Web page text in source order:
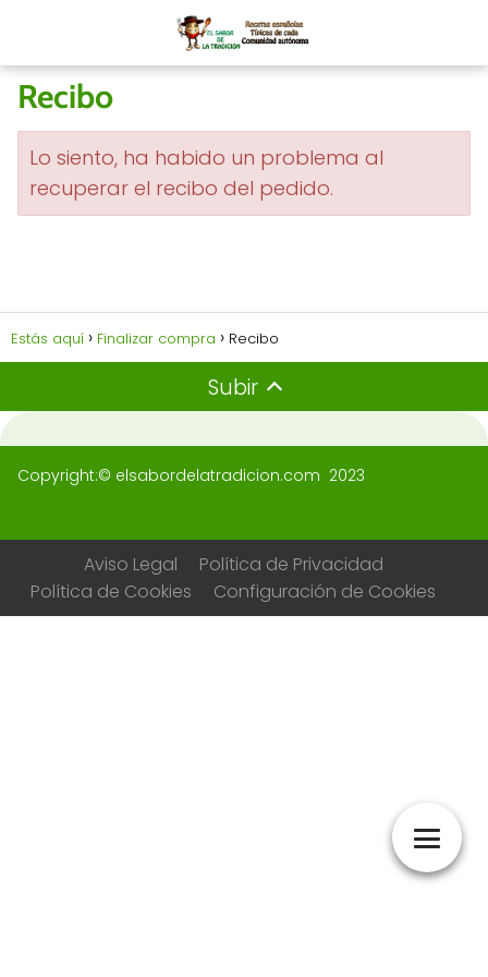
Recibo
Lo siento, ha habido un problema al
recuperar el recibo del pedido.
Estás aquí Finalizar compra Recibo
Subir
Copyright:© elsabordelatradicion.com 2023
Aviso Legal
Política de Privacidad
Política de Cookies
Configuración de Cookies